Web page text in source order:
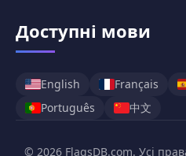
Доступні мови
English Français
Português
中文
© 2026 FlagsDB.com. Усі